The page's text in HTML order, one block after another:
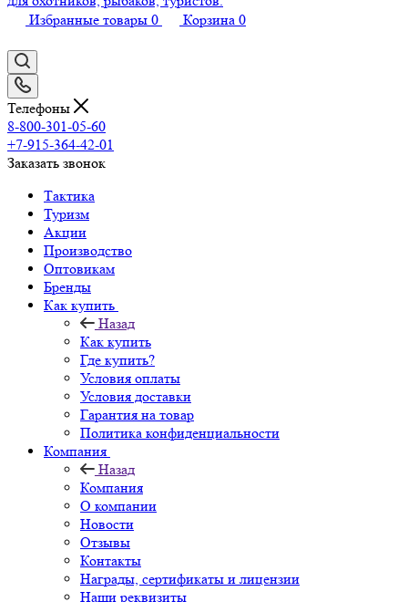
Избранные товары 0 Корзина 0
Телефоны
8-800-301-05-60
+7-915-364-42-01
Заказать звонок
Тактика
Туризм
Акции
Производство
Оптовикам
Бренды
Как купить
Назад
Как купить
Где купить?
Условия оплаты
Условия доставки
Гарантия на товар
Политика конфиденциальности
Компания
Назад
Компания
О компании
Новости
Отзывы
Контакты
Награды, сертификаты и лицензии
Наши реквизиты